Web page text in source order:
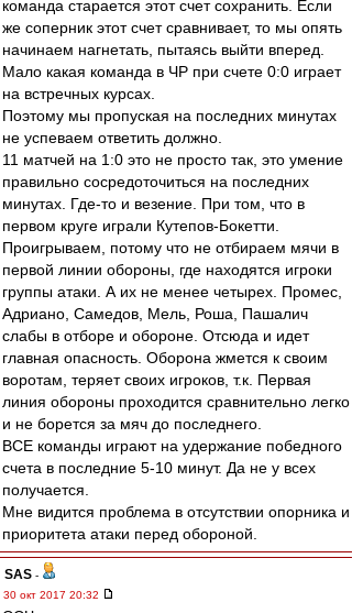
команда старается этот счет сохранить. Если
же соперник этот счет сравнивает, то мы опять
начинаем нагнетать, пытаясь выйти вперед.
Мало какая команда в ЧР при счете 0:0 играет
на встречных курсах.
Поэтому мы пропуская на последних минутах
не успеваем ответить должно.
11 матчей на 1:0 это не просто так, это умение
правильно сосредоточиться на последних
минутах. Где-то и везение. При том, что в
первом круге играли Кутепов-Бокетти.
Проигрываем, потому что не отбираем мячи в
первой линии обороны, где находятся игроки
группы атаки. А их не менее четырех. Промес,
Адриано, Самедов, Мель, Роша, Пашалич
слабы в отборе и обороне. Отсюда и идет
главная опасность. Оборона жмется к своим
воротам, теряет своих игроков, т.к. Первая
линия обороны проходится сравнительно легко
и не борется за мяч до последнего.
ВСЕ команды играют на удержание победного
счета в последние 5-10 минут. Да не у всех
получается.
Мне видится проблема в отсутствии опорника и
приоритета атаки перед обороной.
SAS -
30 окт 2017 20:32